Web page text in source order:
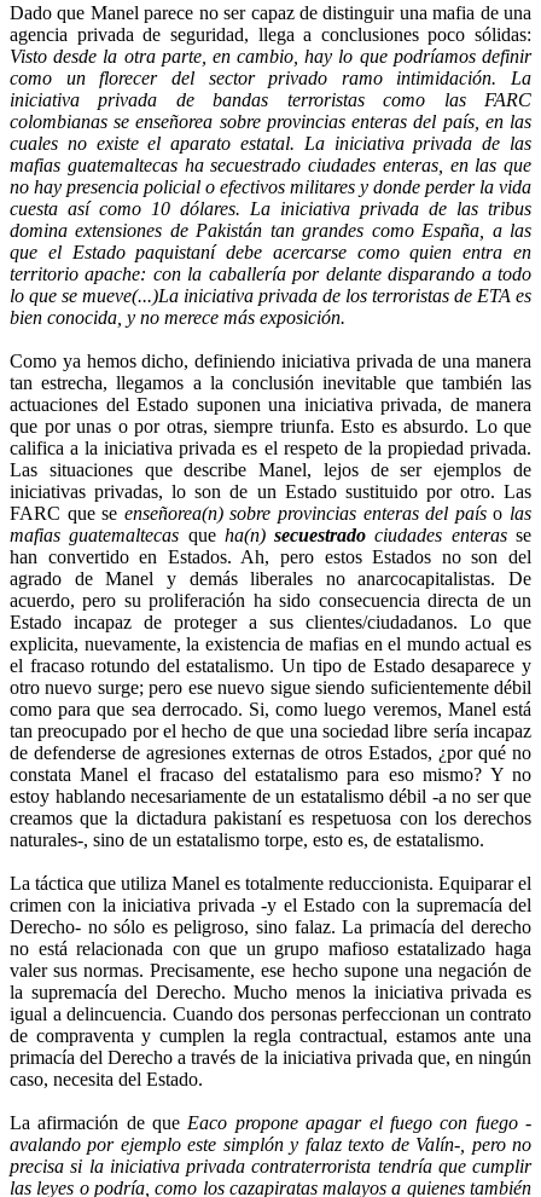
Dado que Manel parece no ser capaz de distinguir una mafia de una
agencia privada de seguridad, llega a conclusiones poco sólidas:
Visto desde la otra parte, en cambio, hay lo que podríamos definir
como un florecer del sector privado ramo intimidación. La
iniciativa privada de bandas terroristas como las FARC
colombianas se enseñorea sobre provincias enteras del país, en las
cuales no existe el aparato estatal. La iniciativa privada de las
mafias guatemaltecas ha secuestrado ciudades enteras, en las que
no hay presencia policial o efectivos militares y donde perder la vida
cuesta así como 10 dólares. La iniciativa privada de las tribus
domina extensiones de Pakistán tan grandes como España, a las
que el Estado paquistaní debe acercarse como quien entra en
territorio apache: con la caballería por delante disparando a todo
lo que se mueve(...)La iniciativa privada de los terroristas de ETA es
bien conocida, y no merece más exposición.
Como ya hemos dicho, definiendo iniciativa privada de una manera
tan estrecha, llegamos a la conclusión inevitable que también las
actuaciones del Estado suponen una iniciativa privada, de manera
que por unas o por otras, siempre triunfa. Esto es absurdo. Lo que
califica a la iniciativa privada es el respeto de la propiedad privada.
Las situaciones que describe Manel, lejos de ser ejemplos de
iniciativas privadas, lo son de un Estado sustituido por otro. Las
FARC que se enseñorea(n) sobre provincias enteras del paíso las
mafias guatemaltecas que ha(n)secuestrado ciudades enterasse
han convertido en Estados. Ah, pero estos Estados no son del
agrado de Manel y demás liberales no anarcocapitalistas. De
acuerdo, pero su proliferación ha sido consecuencia directa de un
Estado incapaz de proteger a sus clientes/ciudadanos. Lo que
explicita, nuevamente, la existencia de mafias en el mundo actual es
el fracaso rotundo del estatalismo. Un tipo de Estado desaparece y
otro nuevo surge; pero ese nuevo sigue siendo suficientemente débil
como para que sea derrocado. Si, como luego veremos, Manel está
tan preocupado por el hecho de que una sociedad libre sería incapaz
de defenderse de agresiones externas de otros Estados, ¿por qué no
constata Manel el fracaso del estatalismo para eso mismo? Y no
estoy hablando necesariamente de un estatalismo débil -a no ser que
creamos que la dictadura pakistaní es respetuosa con los derechos
naturales-, sino de un estatalismo torpe, esto es, de estatalismo.
La táctica que utiliza Manel es totalmente reduccionista. Equiparar el
crimen con la iniciativa privada -y el Estado con la supremacía del
Derecho- no sólo es peligroso, sino falaz. La primacía del derecho
no está relacionada con que un grupo mafioso estatalizado haga
valer sus normas. Precisamente, ese hecho supone una negación de
la supremacía del Derecho. Mucho menos la iniciativa privada es
igual a delincuencia. Cuando dos personas perfeccionan un contrato
de compraventa y cumplen la regla contractual, estamos ante una
primacía del Derecho a través de la iniciativa privada que, en ningún
caso, necesita del Estado.
La afirmación de que Eaco propone apagar el fuego con fuego -
avalando por ejemplo este simplón y falaz texto de Valín-, pero no
precisa si la iniciativa privada contraterrorista tendría que cumplir
las leyes o podría, como los cazapiratas malayos a quienes también